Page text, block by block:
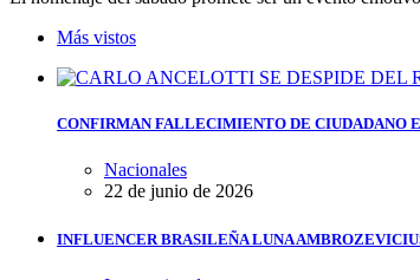
Más vistos
CONFIRMAN FALLECIMIENTO DE CIUDADANO
Nacionales
22 de junio de 2026
INFLUENCER BRASILEÑA LUNA